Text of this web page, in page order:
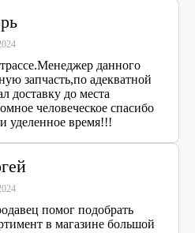
данного
запчасть,по адекватной
доставку до места
человеческое спасибо
уделенное время!!!
помог подобрать
в магазине большой